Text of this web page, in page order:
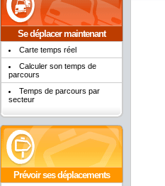
Se déplacer maintenant
Carte temps réel
Calculer son temps de
parcours
Temps de parcours par
secteur
Prévoir ses déplacements